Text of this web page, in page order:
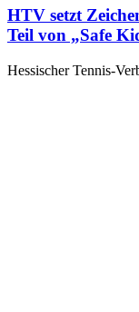
HTV setzt
Teil von „Safe
Hessischer Tennis-